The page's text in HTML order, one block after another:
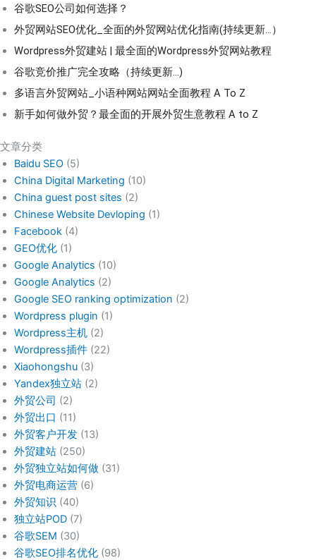
谷歌SEO公司如何选择？
外贸网站SEO优化_全面的外贸网站优化指南(持续更新...）
Wordpress外贸建站 | 最全面的Wordpress外贸网站教程
谷歌竞价推广完全攻略（持续更新…)
多语言外贸网站_小语种网站网站全面教程 A To Z
新手如何做外贸？最全面的开展外贸生意教程 A to Z
文章分类
Baidu SEO (5)
China Digital Marketing (10)
China guest post sites (2)
Chinese Website Devloping (1)
Facebook (4)
GEO优化 (1)
Google Analytics (10)
Google Analytics (2)
Google SEO ranking optimization (2)
Wordpress plugin (1)
Wordpress主机 (2)
Wordpress插件 (22)
Xiaohongshu (3)
Yandex独立站 (2)
外贸公司 (2)
外贸出口 (11)
外贸客户开发 (13)
外贸建站 (250)
外贸独立站如何做 (31)
外贸电商运营 (6)
外贸知识 (40)
独立站POD (7)
谷歌SEM (30)
谷歌SEO排名优化 (98)